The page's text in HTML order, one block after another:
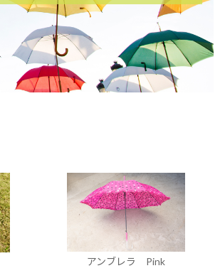
アンブレラ Pink